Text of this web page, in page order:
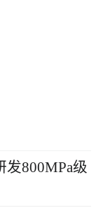
发800MPa级